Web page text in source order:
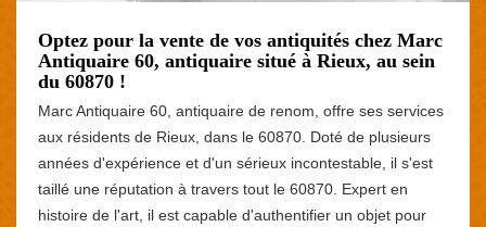
Optez pour la vente de vos antiquités chez Marc
Antiquaire 60, antiquaire situé à Rieux, au sein
du 60870 !
Marc Antiquaire 60, antiquaire de renom, offre ses services
aux résidents de Rieux, dans le 60870. Doté de plusieurs
années d'expérience et d'un sérieux incontestable, il s'est
taillé une réputation à travers tout le 60870. Expert en
histoire de l'art, il est capable d'authentifier un objet pour